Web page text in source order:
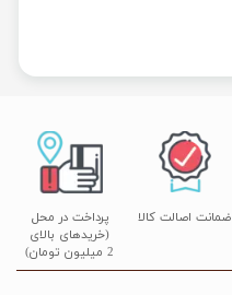
پرداخت در محل
(خریدهای بالای
2 میلیون تومان)
ضمانت اصالت کالا